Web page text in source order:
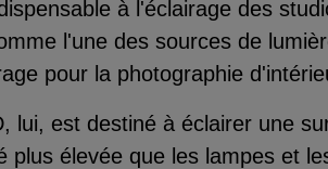
à l'éclairage des
l'une des sources de
pour la photographie
lui, est destiné à éclairer une
plus élevée que les lampes et